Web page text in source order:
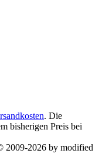
. Die
bisherigen Preis bei
2009-2026 by modified